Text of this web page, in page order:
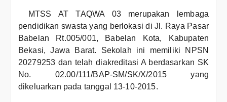
MTSS AT TAQWA 03 merupakan lembaga
pendidikan swasta yang berlokasi di Jl. Raya Pasar
Babelan Rt.005/001, Babelan Kota, Kabupaten
Bekasi, Jawa Barat. Sekolah ini memiliki NPSN
20279253 dan telah diakreditasi A berdasarkan SK
No. 02.00/111/BAP-SM/SK/X/2015 yang
dikeluarkan pada tanggal 13-10-2015.